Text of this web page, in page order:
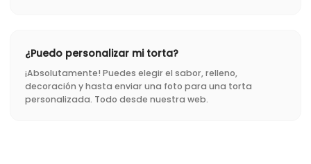
¿Puedo personalizar mi torta?
¡Absolutamente! Puedes elegir el sabor, relleno,
decoración y hasta enviar una foto para una torta
personalizada. Todo desde nuestra web.